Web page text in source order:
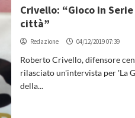
Crivello: “Gioco in
città”
Redazione 04/12/2019 07:39
Roberto Crivello, difensore
rilasciato un'intervista per 'La
della...